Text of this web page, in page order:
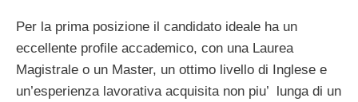
Per la prima posizione il candidato ideale ha un
eccellente profile accademico, con una Laurea
Magistrale o un Master, un ottimo livello di Inglese e
un’esperienza lavorativa acquisita non piu’ lunga di un